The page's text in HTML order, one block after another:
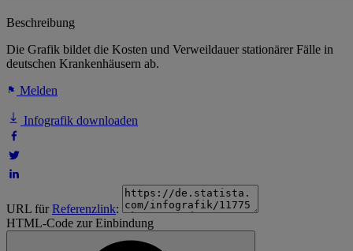
Beschreibung
Die Grafik bildet die Kosten und Verweildauer stationärer Fälle in
deutschen Krankenhäusern ab.
Melden
Infografik downloaden
URL fürReferenzlink:
HTML-Code zur Einbindung